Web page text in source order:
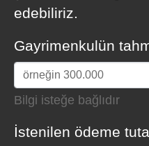
edebiliriz.
Gayrimenkulün
Bilgi isteğe bağlıdır
İstenilen ödeme